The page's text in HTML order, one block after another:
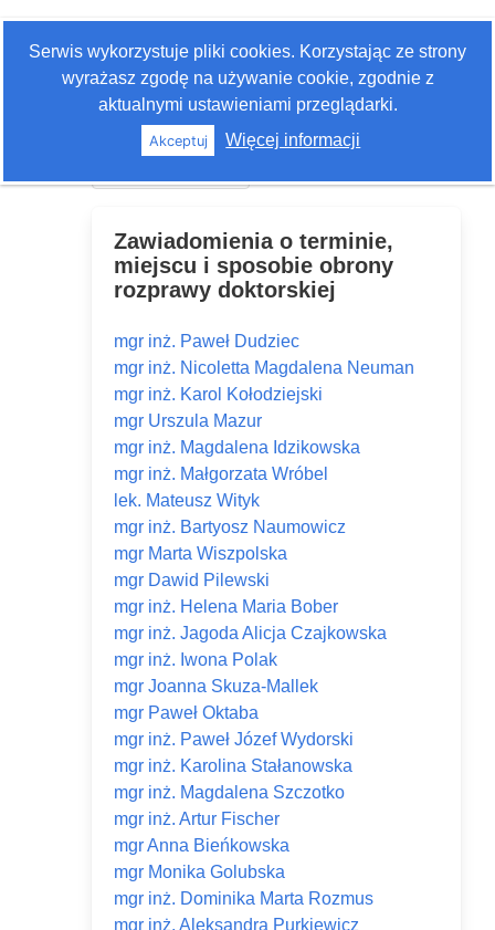
Serwis wykorzystuje pliki cookies. Korzystając ze strony
wyrażasz zgodę na używanie cookie, zgodnie z
aktualnymi ustawieniami przeglądarki.
Akceptuj Więcej informacji
Szukaj
Zawiadomienia o terminie,
miejscu i sposobie obrony
rozprawy doktorskiej
mgr inż. Paweł Dudziec
mgr inż. Nicoletta Magdalena Neuman
mgr inż. Karol Kołodziejski
mgr Urszula Mazur
mgr inż. Magdalena Idzikowska
mgr inż. Małgorzata Wróbel
lek. Mateusz Wityk
mgr inż. Bartyosz Naumowicz
mgr Marta Wiszpolska
mgr Dawid Pilewski
mgr inż. Helena Maria Bober
mgr inż. Jagoda Alicja Czajkowska
mgr inż. Iwona Polak
mgr Joanna Skuza-Mallek
mgr Paweł Oktaba
mgr inż. Paweł Józef Wydorski
mgr inż. Karolina Stałanowska
mgr inż. Magdalena Szczotko
mgr inż. Artur Fischer
mgr Anna Bieńkowska
mgr Monika Golubska
mgr inż. Dominika Marta Rozmus
mgr inż. Aleksandra Purkiewicz